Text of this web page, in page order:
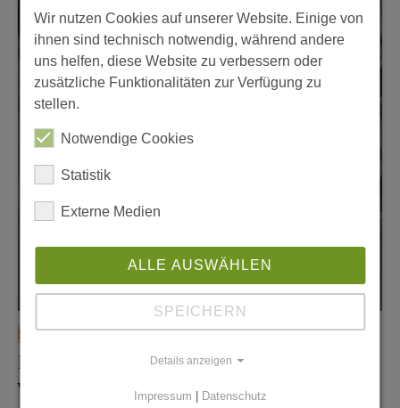
5. Mai 2026
Kurth Manufaktur für
Wohnkultur
Wir nutzen Cookies auf unserer Website. Einige von
ihnen sind technisch notwendig, während andere
uns helfen, diese Website zu verbessern oder
zusätzliche Funktionalitäten zur Verfügung zu
stellen.
Notwendige Cookies
Statistik
Externe Medien
ALLE AUSWÄHLEN
SPEICHERN
Details anzeigen
Impressum Datenschutz